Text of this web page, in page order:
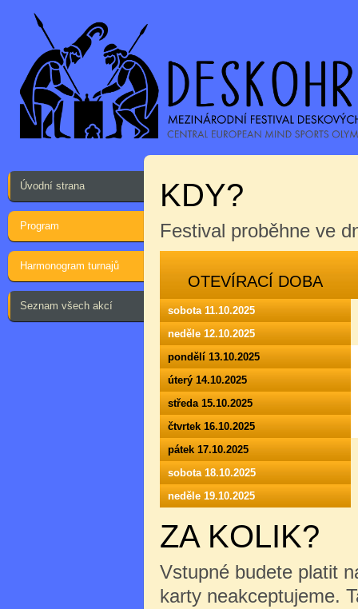
Úvodní strana
Program
Harmonogram turnajů
Seznam všech akcí
KDY?
Festival proběhne ve
OTEVÍRACÍ DOBA
sobota 11.10.2025
neděle 12.10.2025
pondělí 13.10.2025
úterý 14.10.2025
středa 15.10.2025
čtvrtek 16.10.2025
pátek 17.10.2025
sobota 18.10.2025
neděle 19.10.2025
ZA KOLIK?
Vstupné budete platit
karty neakceptujeme.